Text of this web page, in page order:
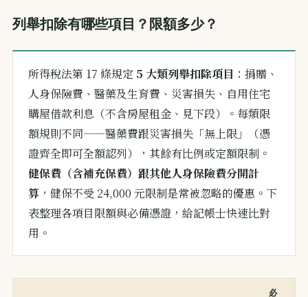
列舉扣除有哪些項目？限額多少？
所得稅法第 17 條規定 5 大類列舉扣除項目 ：捐贈、
人身保險費、醫藥及生育費、災害損失、自用住宅
購屋借款利息（不含房屋租金、見下段）。每類限
額規則不同——醫藥費跟災害損失「無上限」（憑
證齊全即可全額認列），其餘有比例或定額限制。
健保費（含補充保費）跟其他人身保險費分開計
算 ，健保不受 24,000 元限制是常被忽略的優惠。下
表整理各項目限額與必備憑證，給記帳士快速比對
用。
必